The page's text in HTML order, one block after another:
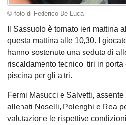
© foto di Federico De Luca
Il Sassuolo è tornato ieri mattina
questa mattina alle 10,30. I
hanno sostenuto una seduta di
riscaldamento tecnico, tiri in
piscina per gli altri.
Fermi Masucci e Salvetti,
allenati Noselli, Polenghi e Rea
valutazione le rispettive